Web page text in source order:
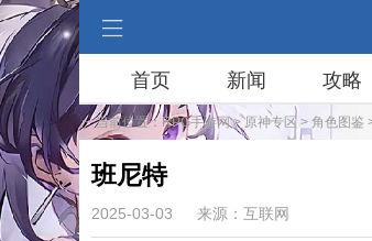
首页 新闻 攻略
当前位置：RPG手游网>原神专区 > 角色图鉴
班尼特
2025-03-03 来源：互联网